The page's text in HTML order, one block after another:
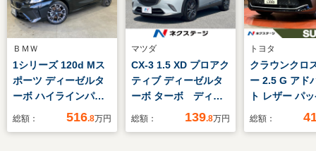
ＢＭＷ
1シリーズ 120d Mス
ポーツ ディーゼルタ
ーボ ハイラインパッ
ケージ テクノロジー
総額： 516.8万円
マツダ
CX-3 1.5 XD プロアク
ティブ ディーゼルタ
ーボ ターボ ディー
ゼル(軽油) 純正ナ
総額： 139.8万円
トヨタ
クラウンクロ
ー 2.5 G アド
ト レザー パ
E-Four 4WD
総額：